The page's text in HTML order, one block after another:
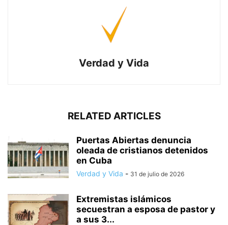
Verdad y Vida
RELATED ARTICLES
Puertas Abiertas denuncia
oleada de cristianos detenidos
en Cuba
Verdad y Vida - 31 de julio de 2026
Extremistas islámicos
secuestran a esposa de pastor y
a sus 3...